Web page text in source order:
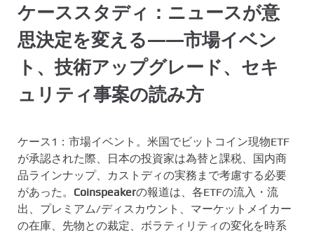
ケーススタディ：ニュースが意
思決定を変える――市場イベン
ト、技術アップグレード、セキ
ュリティ事案の読み方
ケース1：市場イベント。米国でビットコイン現物ETF
が承認された際、日本の投資家は為替と課税、国内商
品ラインナップ、カストディの実務まで考慮する必要
があった。 Coinspeakerの報道は、各ETFの流入・流
出、プレミアム/ディスカウント、マーケットメイカー
の在庫、先物との裁定、ボラティリティの変化を時系